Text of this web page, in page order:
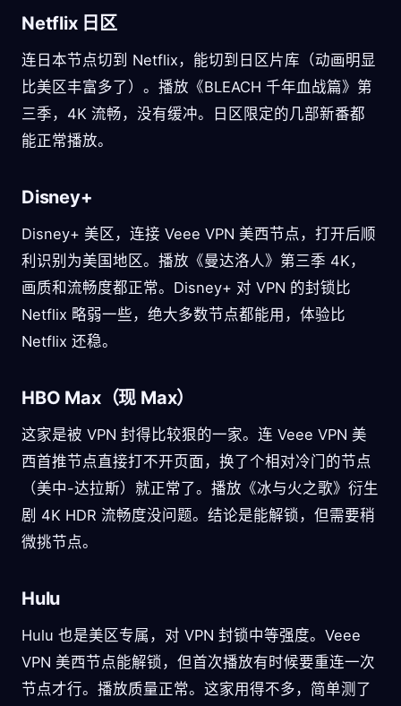
Netflix 日区
连日本节点切到 Netflix，能切到日区片库（动画明显
比美区丰富多了）。播放《BLEACH 千年血战篇》第
三季，4K 流畅，没有缓冲。日区限定的几部新番都
能正常播放。
Disney+
Disney+ 美区，连接 Veee VPN 美西节点，打开后顺
利识别为美国地区。播放《曼达洛人》第三季 4K，
画质和流畅度都正常。Disney+ 对 VPN 的封锁比
Netflix 略弱一些，绝大多数节点都能用，体验比
Netflix 还稳。
HBO Max（现 Max）
这家是被 VPN 封得比较狠的一家。连 Veee VPN 美
西首推节点直接打不开页面，换了个相对冷门的节点
（美中-达拉斯）就正常了。播放《冰与火之歌》衍生
剧 4K HDR 流畅度没问题。结论是能解锁，但需要稍
微挑节点。
Hulu
Hulu 也是美区专属，对 VPN 封锁中等强度。Veee
VPN 美西节点能解锁，但首次播放有时候要重连一次
节点才行。播放质量正常。这家用得不多，简单测了